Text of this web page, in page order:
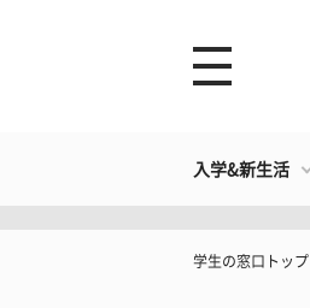
入学&新生活
学生の窓口トップ